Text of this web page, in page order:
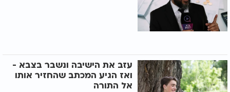
עזב את הישיבה ונשבר בצבא -
ואז הגיע המכתב שהחזיר אותו
אל התורה